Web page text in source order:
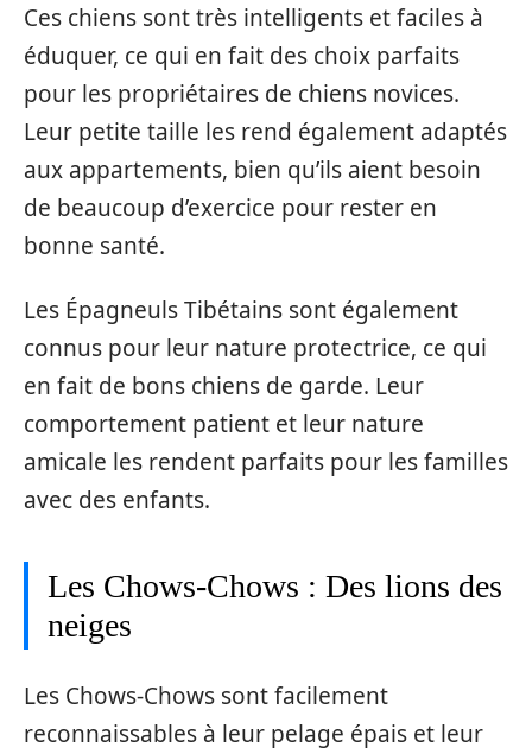
Ces chiens sont très intelligents et faciles à
éduquer, ce qui en fait des choix parfaits
pour les propriétaires de chiens novices.
Leur petite taille les rend également adaptés
aux appartements, bien qu’ils aient besoin
de beaucoup d’exercice pour rester en
bonne santé.
Les Épagneuls Tibétains sont également
connus pour leur nature protectrice, ce qui
en fait de bons chiens de garde. Leur
comportement patient et leur nature
amicale les rendent parfaits pour les familles
avec des enfants.
Les Chows-Chows : Des lions des
neiges
Les Chows-Chows sont facilement
reconnaissables à leur pelage épais et leur